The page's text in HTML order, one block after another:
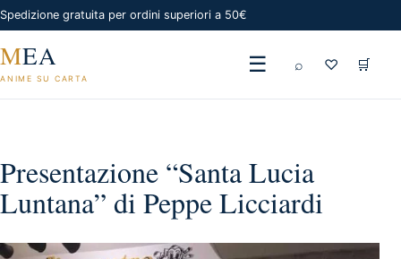
Spedizione gratuita per ordini superiori a 50€
MEA
ANIME SU CARTA
☰ ⌕ ♡ 🛒
Presentazione “Santa Lucia
Luntana” di Peppe Licciardi